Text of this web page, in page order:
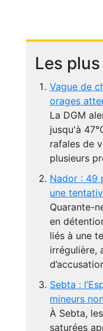
Les
Vague de
orages
La DGM
jusqu'à
rafales de
plusieurs
Nador : 49
une
Quarante-
en
liés à une
irrégulière,
Sebta :
mineurs
À Sebta,
saturées